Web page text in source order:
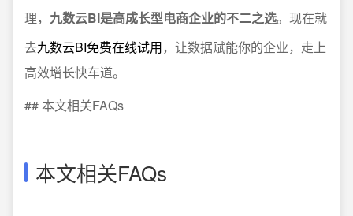
理， 九数云BI是高成长型电商企业的不二之选。现在就
去九数云BI免费在线试用，让数据赋能你的企业，走上
高效增长快车道。
## 本文相关FAQs
本文相关FAQs